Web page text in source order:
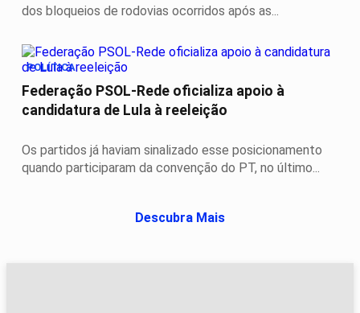
dos bloqueios de rodovias ocorridos após as...
POLÍTICA
Federação PSOL-Rede oficializa apoio à
candidatura de Lula à reeleição
Os partidos já haviam sinalizado esse posicionamento
quando participaram da convenção do PT, no último...
Descubra Mais